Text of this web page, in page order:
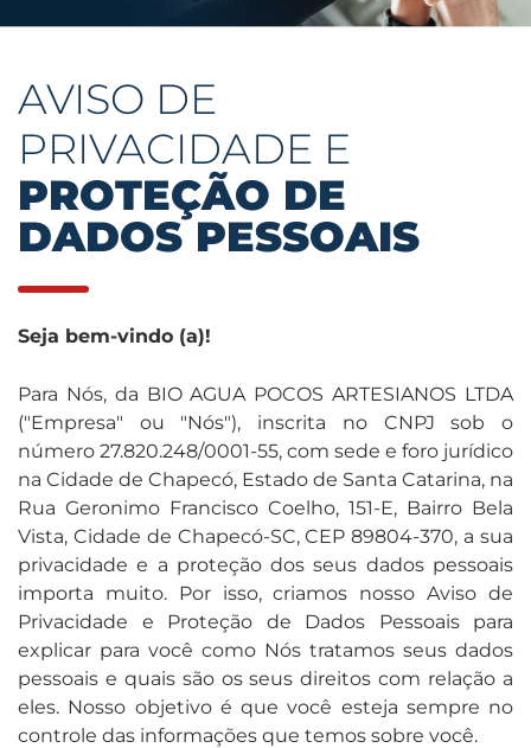
AVISO DE
PRIVACIDADE E
PROTEÇÃO DE
DADOS PESSOAIS
Seja bem-vindo (a)!
Para Nós, da BIO AGUA POCOS ARTESIANOS LTDA
("Empresa" ou "Nós"), inscrita no CNPJ sob o
número 27.820.248/0001-55, com sede e foro jurídico
na Cidade de Chapecó, Estado de Santa Catarina, na
Rua Geronimo Francisco Coelho, 151-E, Bairro Bela
Vista, Cidade de Chapecó-SC, CEP 89804-370, a sua
privacidade e a proteção dos seus dados pessoais
importa muito. Por isso, criamos nosso Aviso de
Privacidade e Proteção de Dados Pessoais para
explicar para você como Nós tratamos seus dados
pessoais e quais são os seus direitos com relação a
eles. Nosso objetivo é que você esteja sempre no
controle das informações que temos sobre você.